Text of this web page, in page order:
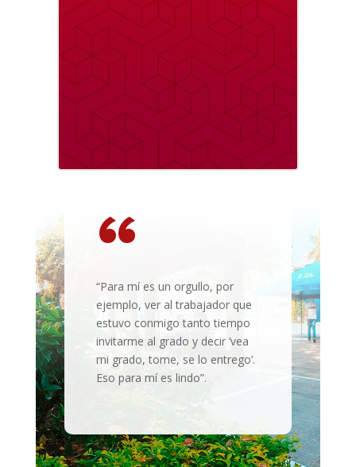
“
“Para mí es un orgullo, por
ejemplo, ver al trabajador que
estuvo conmigo tanto tiempo
invitarme al grado y decir ‘vea
mi grado, tome, se lo entrego’.
Eso para mí es lindo”.